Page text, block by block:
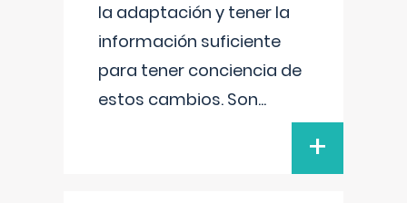
la adaptación y tener la
información suficiente
para tener conciencia de
estos cambios. Son...
+